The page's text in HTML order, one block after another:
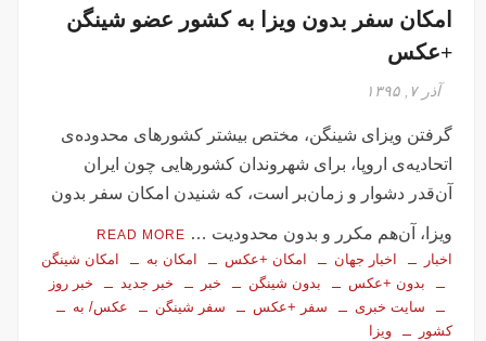
امکان سفر بدون ویزا به کشور عضو شینگن
+عکس
آذر ۷, ۱۳۹۵
گرفتن ویزای شینگن، مختص بیشتر کشورهای محدوده‌ی
اتحادیه‌ی اروپا، برای شهروندان کشورهایی چون ایران
آن‌قدر دشوار و زمان‌بر است، که شنیدن امکان سفر بدون
ویزا، آن‌هم مکرر و بدون محدودیت … READ MORE
اخبار اخبار جهان امکان +عکس امکان به
امکان شینگن
بدون +عکس
بدون شینگن خبر خبر جدید
خبر روز
سایت خبری
سفر +عکس سفر شینگن
عکس/ به
کشور
ویزا